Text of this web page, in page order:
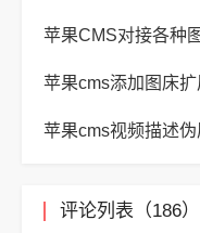
苹果CMS对接各种
苹果cms添加图床
苹果cms视频描述
评论列表（186）